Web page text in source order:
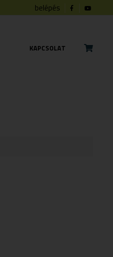
belépés
KAPCSOLAT